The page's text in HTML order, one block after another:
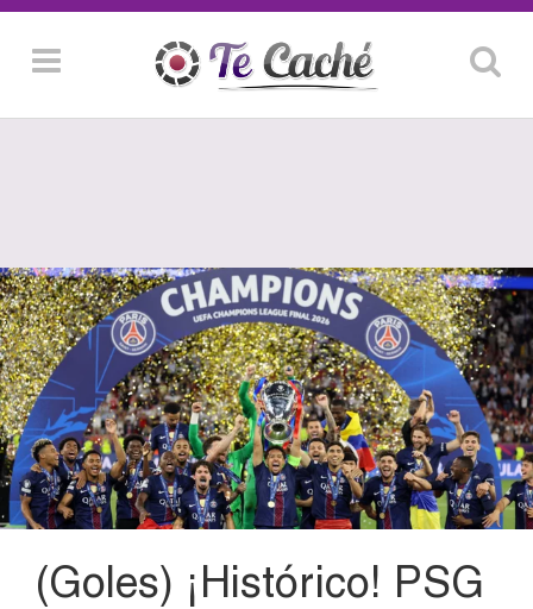
(Goles) ¡Histórico! PSG